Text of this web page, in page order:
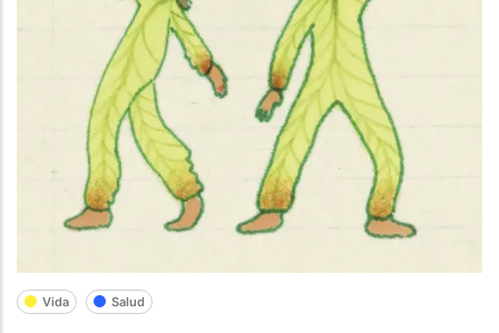
Vida Salud